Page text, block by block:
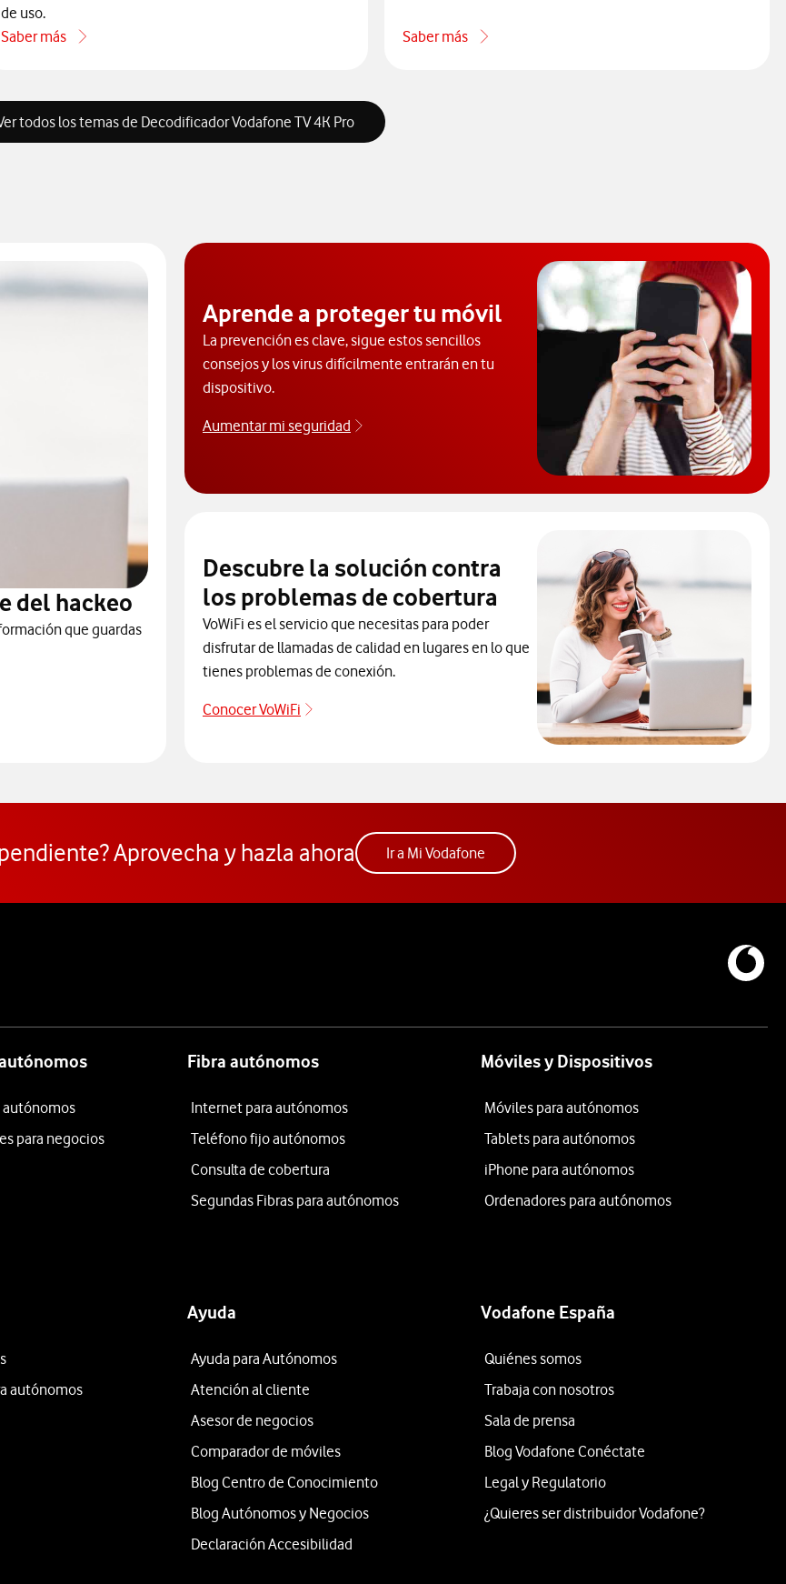
teléfono
de uso.
Saber más
acerca de Quién puede contratar el decodificador Vodafone TV 4K Pro
Saber más
acerca de Cómo asociar tu decodificador Vodafone TV 4K
todos los temas de Decodificador Vodafone TV 4K Pro
del hackeo
que guardas
Aprende a proteger tu móvil
La prevención es clave, sigue estos sencillos
consejos y los virus difícilmente entrarán en tu
dispositivo.
Aumentar mi seguridad
Aprende a proteger tu móvil de virus.
Descubre la solución contra
los problemas de cobertura
VoWiFi es el servicio que necesitas para poder
disfrutar de llamadas de calidad en lugares en lo que
tienes problemas de conexión.
Conocer VoWiFi
Descubre la solución contra los problemas de cobertura. abre ventana
Aprovecha y hazla ahora Ir a Mi VodafoneAcceder a la app Mi Vodafone. Abre ventana
para negocios
Fibra autónomos
Internet para autónomos
Teléfono fijo autónomos
Consulta de cobertura
Segundas Fibras para autónomos
Móviles y Dispositivos
Móviles para autónomos
Tablets para autónomos
iPhone para autónomos
Ordenadores para autónomos
autónomos
Ayuda
Ayuda para Autónomos
Atención al cliente
Asesor de negocios
Comparador de móviles
Blog Centro de Conocimiento
Blog Autónomos y Negocios
Declaración Accesibilidad
Vodafone España
Quiénes somos
Trabaja con nosotros
Sala de prensa
Blog Vodafone Conéctate
Legal y Regulatorio
¿Quieres ser distribuidor Vodafone?